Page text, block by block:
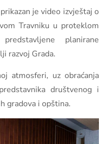
je video izvještaj o
Travniku u proteklom
planirane
razvoj Grada.
atmosferi, uz obraćanja
društvenog i
gradova i opština.